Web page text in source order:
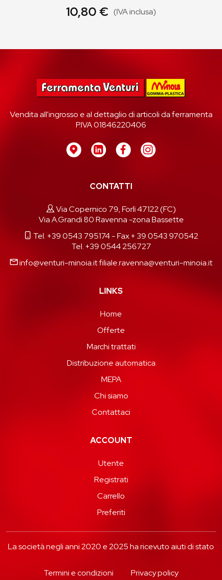
10,80 € (IVA inclusa)
Vendita all'ingrosso e al dettaglio di articoli da ferramenta
P.IVA 01846220406
CONTATTI
Via Copernico 79, Forlì 47122 (FC)
Via A.Grandi 80 Ravenna -zona Bassette
Tel. +39 0543 795174- Fax + 39 0543 970542
Tel. +39 0544 256727
info@venturi-minoia.itfiliale.ravenna@venturi-minoia.it
LINKS
Home
Offerte
Marchi trattati
Distribuzione automatica
MEPA
Chi siamo
Contattaci
ACCOUNT
Utente
Registrati
Carrello
Preferiti
La società negli anni 2020 e 2025 ha ricevuto aiuti di stato
Termini e condizioni Privacy policy